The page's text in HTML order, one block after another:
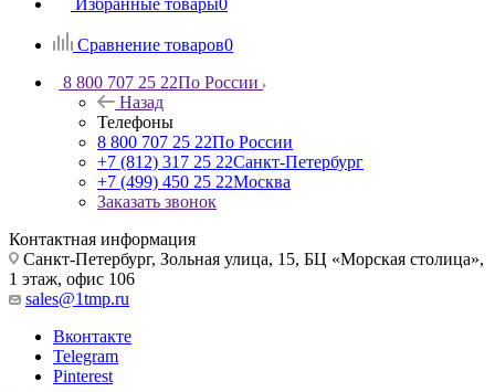
Избранные товары0
Сравнение товаров0
8 800 707 25 22По России
Назад
Телефоны
8 800 707 25 22По России
+7 (812) 317 25 22Санкт-Петербург
+7 (499) 450 25 22Москва
Заказать звонок
Контактная информация
Санкт-Петербург, Зольная улица, 15, БЦ «Морская столица»,
1 этаж, офис 106
sales@1tmp.ru
Вконтакте
Telegram
Pinterest